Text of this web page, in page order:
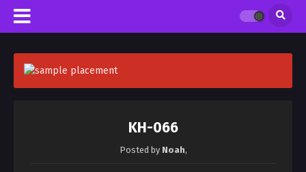
KH-066
Posted by Noah,